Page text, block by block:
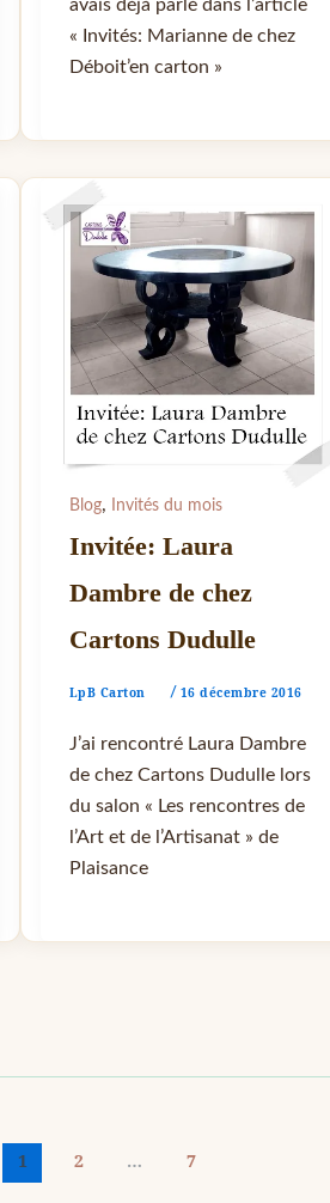
avais déjà parlé dans l’article
« Invités: Marianne de chez
Déboit’en carton »
Blog, Invités du mois
Invitée: Laura
Dambre de chez
Cartons Dudulle
LpB Carton / 16 décembre 2016
J’ai rencontré Laura Dambre
de chez Cartons Dudulle lors
du salon « Les rencontres de
l’Art et de l’Artisanat » de
Plaisance
1 2 … 7